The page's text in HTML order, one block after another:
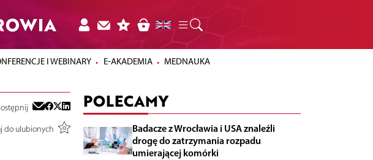
I WEBINARY E-AKADEMIA MEDNAUKA
do ulubionych
POLECAMY
Badacze z Wrocławia i USA znaleźli
drogę do zatrzymania rozpadu
umierającej komórki